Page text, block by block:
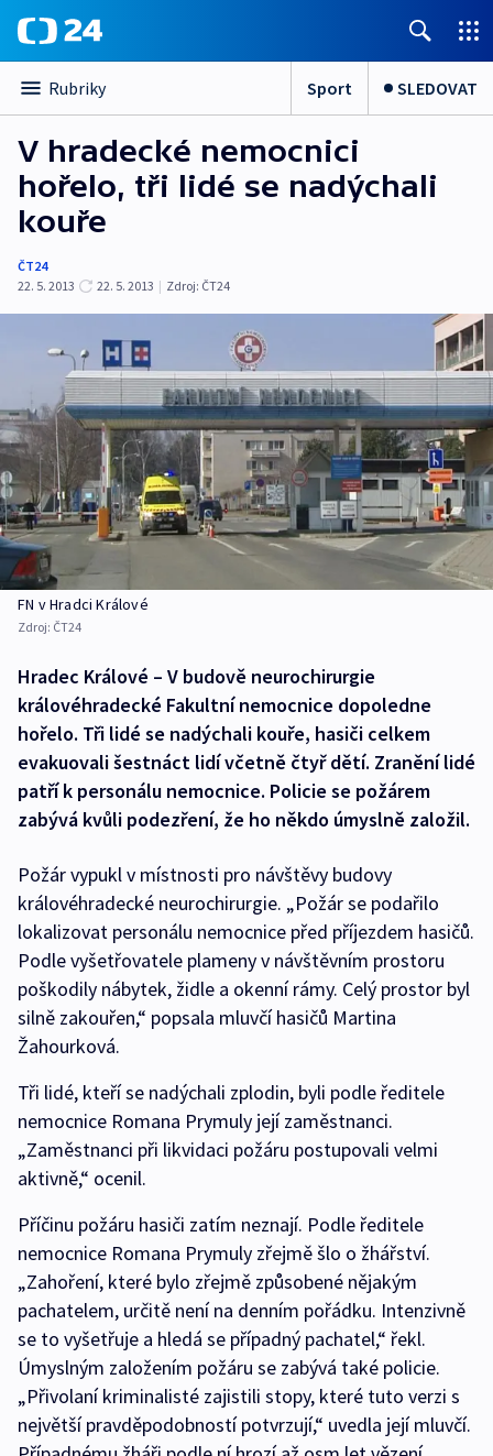
Rubriky Sport SLEDOVAT
V hradecké nemocnici
hořelo, tři lidé se nadýchali
kouře
ČT24
22. 5. 2013
22. 5. 2013 | Zdroj: ČT24
FN v Hradci Králové
Zdroj: ČT24
Hradec Králové – V budově neurochirurgie
královéhradecké Fakultní nemocnice dopoledne
hořelo. Tři lidé se nadýchali kouře, hasiči celkem
evakuovali šestnáct lidí včetně čtyř dětí. Zranění lidé
patří k personálu nemocnice. Policie se požárem
zabývá kvůli podezření, že ho někdo úmyslně založil.
Požár vypukl v místnosti pro návštěvy budovy
královéhradecké neurochirurgie. „Požár se podařilo
lokalizovat personálu nemocnice před příjezdem hasičů.
Podle vyšetřovatele plameny v návštěvním prostoru
poškodily nábytek, židle a okenní rámy. Celý prostor byl
silně zakouřen,“ popsala mluvčí hasičů Martina
Žahourková.
Tři lidé, kteří se nadýchali zplodin, byli podle ředitele
nemocnice Romana Prymuly její zaměstnanci.
„Zaměstnanci při likvidaci požáru postupovali velmi
aktivně,“ ocenil.
Příčinu požáru hasiči zatím neznají. Podle ředitele
nemocnice Romana Prymuly zřejmě šlo o žhářství.
„Zahoření, které bylo zřejmě způsobené nějakým
pachatelem, určitě není na denním pořádku. Intenzivně
se to vyšetřuje a hledá se případný pachatel,“ řekl.
Úmyslným založením požáru se zabývá také policie.
„Přivolaní kriminalisté zajistili stopy, které tuto verzi s
největší pravděpodobností potvrzují,“ uvedla její mluvčí.